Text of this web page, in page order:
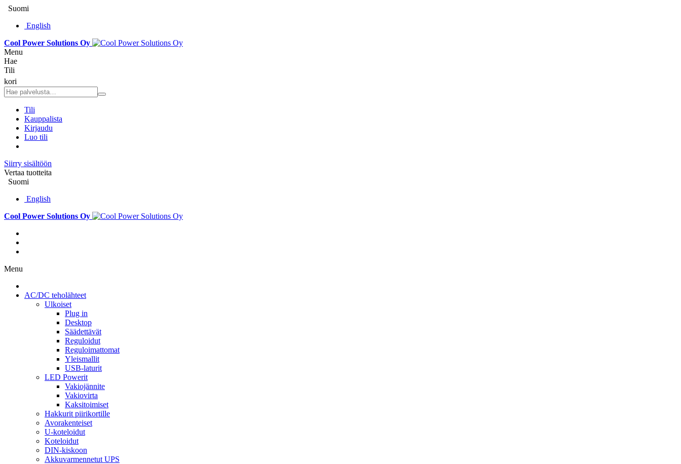
Suomi
English
Cool Power Solutions Oy
Menu
Hae
Tili
kori
Tili
Kauppalista
Kirjaudu
Luo tili
Siirry sisältöön
Vertaa tuotteita
Suomi
English
Cool Power Solutions Oy
Menu
AC/DC teholähteet
Ulkoiset
Plug in
Desktop
Säädettävät
Reguloidut
Reguloimattomat
Yleismallit
USB-laturit
LED Powerit
Vakiojännite
Vakiovirta
Kaksitoimiset
Hakkurit piirikortille
Avorakenteiset
U-koteloidut
Koteloidut
DIN-kiskoon
Akkuvarmennetut UPS